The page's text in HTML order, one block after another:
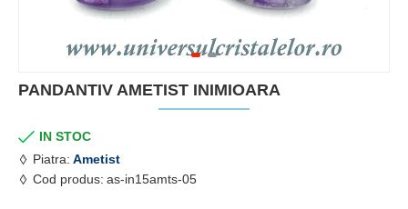
PANDANTIV AMETIST INIMIOARA
IN STOC
Piatra: Ametist
Cod produs: as-in15amts-05